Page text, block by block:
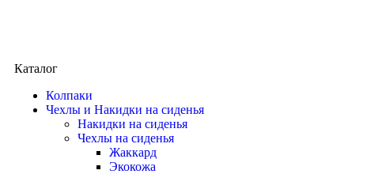
Каталог
Колпаки
Чехлы и Накидки на сиденья
Накидки на сиденья
Чехлы на сиденья
Жаккард
Экокожа